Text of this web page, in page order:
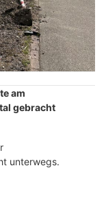
am
gebracht
unterwegs.